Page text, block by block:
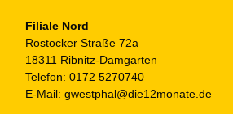
Filiale Nord
Rostocker Straße 72a
18311 Ribnitz-Damgarten
Telefon: 0172 5270740
E-Mail: gwestphal@die12monate.de